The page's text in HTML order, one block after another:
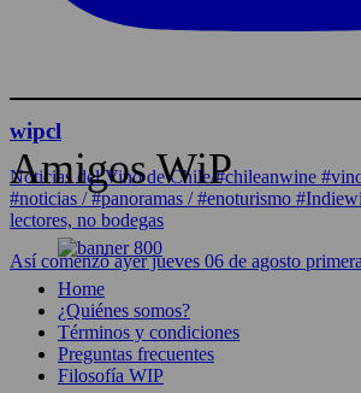
wipcl
Noticias del Vino de Chile/#chileanwine
#noticias / #panoramas / #enoturismo
lectores, no bodegas
Así comenzó ayer jueves 06 de agosto
Amigos WiP
Home
¿Quiénes somos?
Términos y condiciones
Preguntas frecuentes
Filosofía WIP